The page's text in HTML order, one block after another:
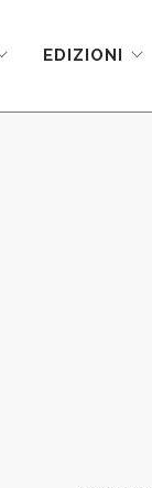
EDIZIONI